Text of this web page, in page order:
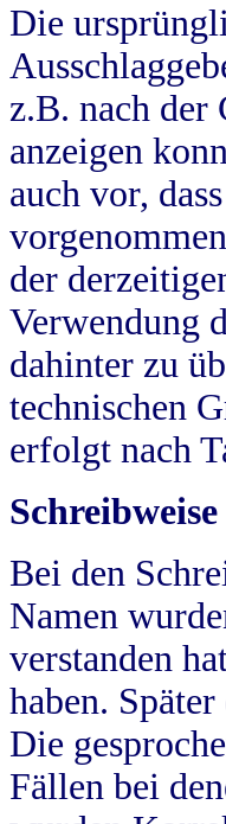
Die
z.B. nach
anzeigen
auch vor,
der
Verwendung
dahinter zu
technischen
erfolgt nach
Bei den
Namen
verstanden
haben.
Die
Fällen bei